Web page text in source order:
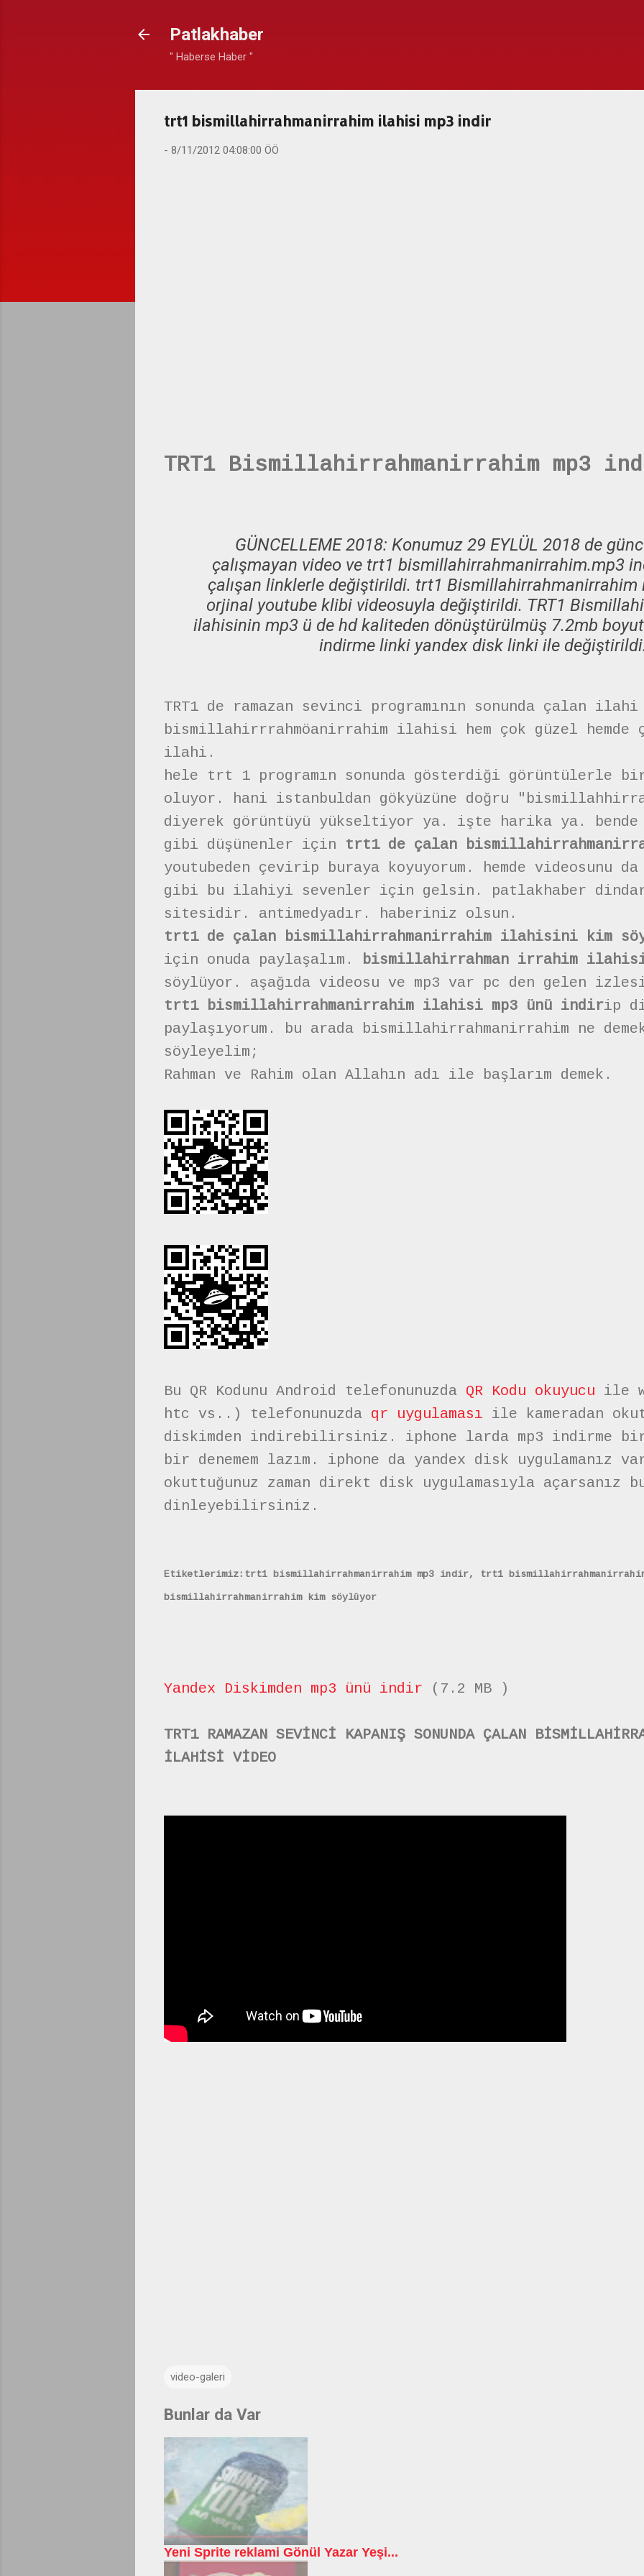
Patlakhaber
" Haberse Haber "
trt1 bismillahirrahmanirrahim ilahisi mp3 indir
- 8/11/2012 04:08:00 ÖÖ
TRT1 Bismillahirrahmanirrahim mp3
GÜNCELLEME 2018: Konumuz 29 EYLÜL 2018 de
çalışmayan video ve trt1 bismillahirrahmanirrahim.mp3
çalışan linklerle değiştirildi. trt1 Bismillahirrahmanirrahim
orjinal youtube klibi videosuyla değiştirildi. TRT1
ilahisinin mp3 ü de hd kaliteden dönüştürülmüş 7.2mb
indirme linki yandex disk linki ile
TRT1 de ramazan sevinci programının sonunda çalan ilahi
bismillahirrrahmöanirrahim ilahisi hem çok güzel
ilahi.
hele trt 1 programın sonunda gösterdiği görüntülerle
oluyor. hani istanbuldan gökyüzüne doğru
diyerek görüntüyü yükseltiyor ya. işte harika ya. bende
gibi düşünenler için trt1 de çalan
youtubeden çevirip buraya koyuyorum. hemde videosunu
gibi bu ilahiyi sevenler için gelsin. patlakhaber
sitesidir. antimedyadır. haberiniz olsun.
trt1 de çalan bismillahirrahmanirrahim ilahisini kim
için onuda paylaşalım. bismillahirrahman irrahim
söylüyor. aşağıda videosu ve mp3 var pc den gelen
trt1 bismillahirrahmanirrahim ilahisi mp3 ünü indirip
paylaşıyorum. bu arada bismillahirrahmanirrahim ne
söyleyelim;
Rahman ve Rahim olan Allahın adı ile başlarım demek.
Bu QR Kodunu Android telefonunuzda QR Kodu okuyucu ile
htc vs..) telefonunuzda qr uygulaması ile kameradan
diskimden indirebilirsiniz. iphone larda mp3 indirme
bir denemem lazım. iphone da yandex disk uygulamanız
okuttuğunuz zaman direkt disk uygulamasıyla açarsanız
dinleyebilirsiniz.
Etiketlerimiz:trt1 bismillahirrahmanirrahim mp3 indir, trt1
bismillahirrahmanirrahim kim söylüyor
Yandex Diskimden mp3 ünü indir (7.2 MB )
TRT1 RAMAZAN SEVİNCİ KAPANIŞ SONUNDA ÇALAN
İLAHİSİ VİDEO
video-galeri
Bunlar da Var
Yeni Sprite reklami Gönül Yazar Yeşi...